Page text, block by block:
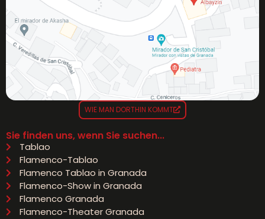
Sie finden uns, wenn Sie suchen...
Tablao
Flamenco-Tablao
Flamenco Tablao in Granada
Flamenco-Show in Granada
Flamenco Granada
Flamenco-Theater Granada
WIE MAN DORTHIN KOMMT